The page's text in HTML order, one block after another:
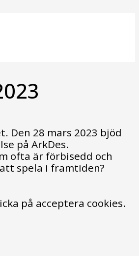
Den 28 mars 2023 bjöd
på ArkDes.
ofta är förbisedd och
spela i framtiden?
på acceptera cookies.